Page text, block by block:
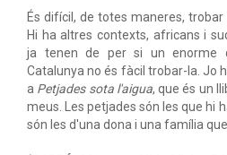
És difícil, de totes maneres,
Hi ha altres contexts, africans i
ja tenen de per si un enorme
Catalunya no és fàcil trobar-la. Jo
a Petjades sota l'aigua, que és un
meus. Les petjades són les que hi
són les d'una dona i una família que